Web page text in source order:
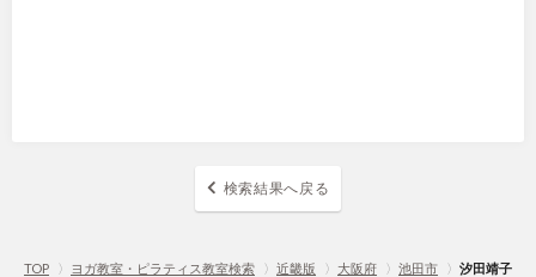
検索結果へ戻る
TOP 〉 ヨガ教室・ピラティス教室検索 〉 近畿版 〉 大阪府 〉 池田市 〉 汐田靖子